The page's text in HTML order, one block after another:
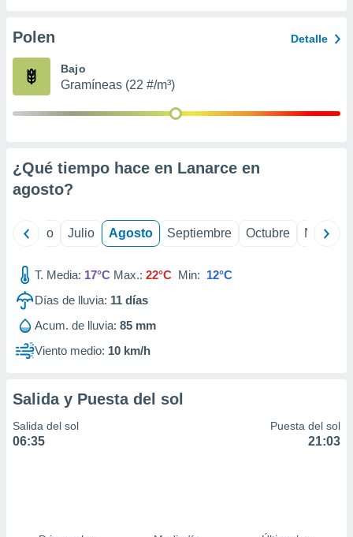
e
mediante
publicidad
publicidad
de
Polen Detalle
Bajo
Gramíneas (22 #/m³)
¿Qué tiempo hace en Lanarce en
agosto?
Junio Julio Agosto Septiembre Octubre
T. Media: 17°C Max.: 22°C Min: 12°C
Días de lluvia: 11 días
Acum. de lluvia: 85 mm
Viento medio: 10 km/h
Salida y Puesta del sol
Salida del sol
06:35
Puesta del sol
21:03